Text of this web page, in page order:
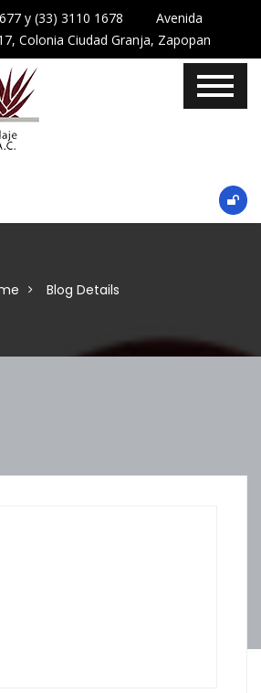
y (33) 3110 1678 Avenida
Colonia Ciudad Granja, Zapopan
Blog Details